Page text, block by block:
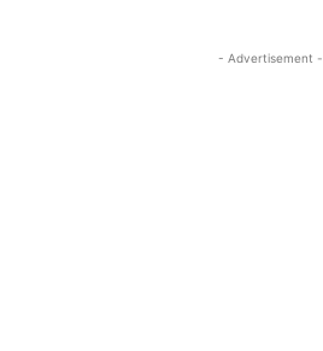
- Advertisement -